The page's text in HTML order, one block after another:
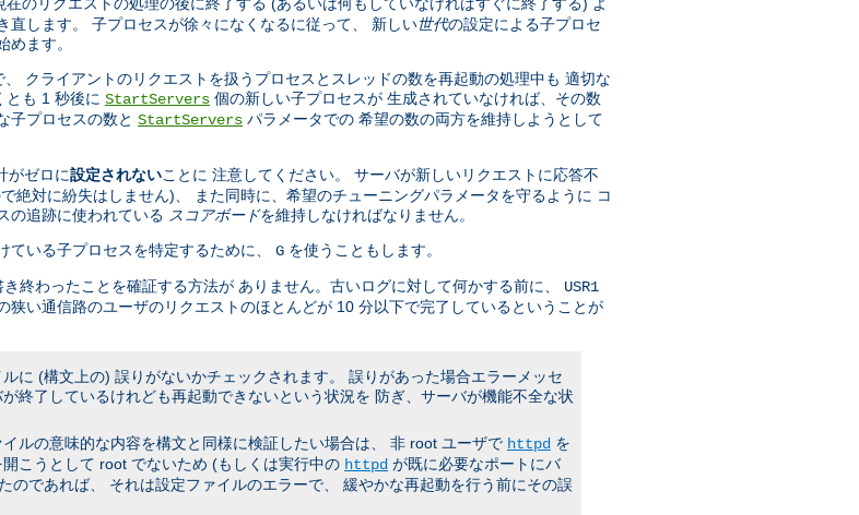
のリクエストの処理の後に終了する (あるいは何もしていなければすぐに終了する) よ
します。 子プロセスが徐々になくなるに従って、 新しい世代の設定による子プロセ
ます。
クライアントのリクエストを扱うプロセスとスレッドの数を再起動の処理中も 適切な
とも 1 秒後に StartServers 個の新しい子プロセスが 生成されていなければ、その数
子プロセスの数と StartServers パラメータでの 希望の数の両方を維持しようとして
がゼロに設定されないことに 注意してください。 サーバが新しいリクエストに応答不
対に紛失はしません)、 また同時に、希望のチューニングパラメータを守るように コ
の追跡に使われている スコアボードを維持しなければなりません。
いる子プロセスを特定するために、 G を使うこともします。
終わったことを確証する方法が ありません。古いログに対して何かする前に、 USR1
い通信路のユーザのリクエストのほとんどが 10 分以下で完了しているということが
に (構文上の) 誤りがないかチェックされます。 誤りがあった場合エラーメッセ
終了しているけれども再起動できないという状況を 防ぎ、サーバが機能不全な状
ルの意味的な内容を構文と同様に検証したい場合は、 非 root ユーザで httpd を
こうとして root でないため (もしくは実行中の httpd が既に必要なポートにバ
であれば、 それは設定ファイルのエラーで、 緩やかな再起動を行う前にその誤